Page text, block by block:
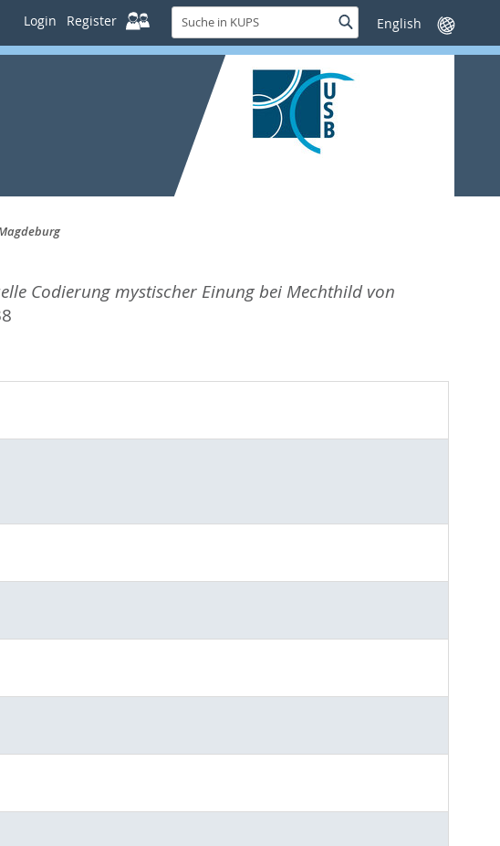
Login Register
Suche
in
KUPS
SucheSprache
wechseln
Codierung mystischer Einung bei Mechthild von